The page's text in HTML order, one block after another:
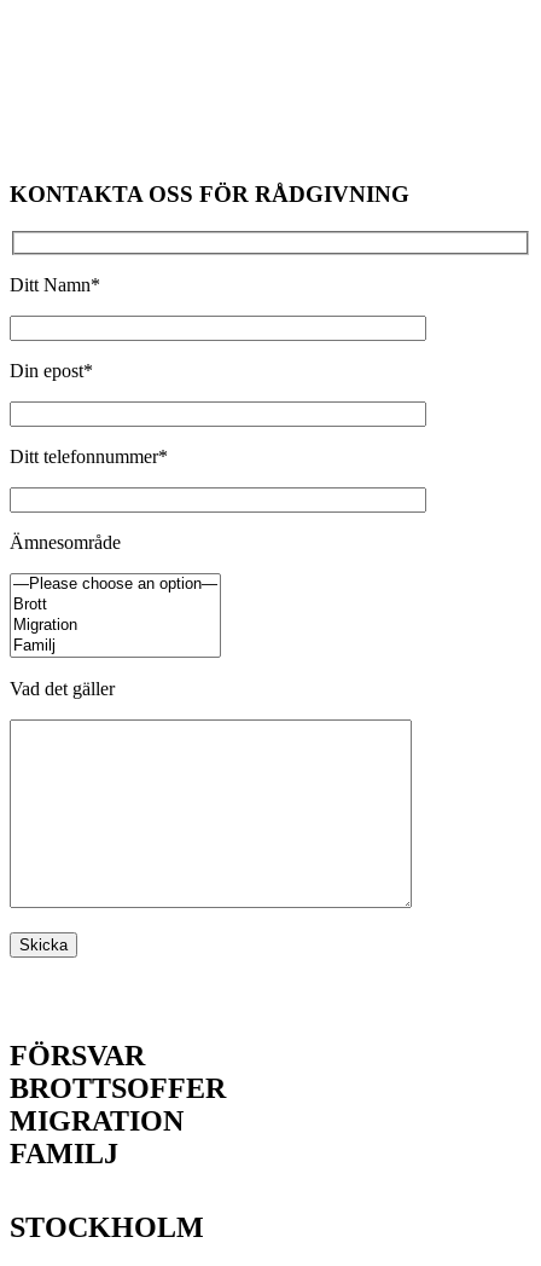
KONTAKTA OSS FÖR RÅDGIVNING
Ditt Namn*
Din epost*
Ditt telefonnummer*
Ämnesområde
Vad det gäller
FÖRSVAR
BROTTSOFFER
MIGRATION
FAMILJ
STOCKHOLM